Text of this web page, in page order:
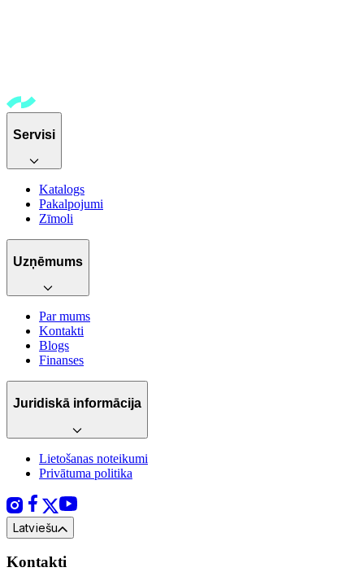
Servisi
Katalogs
Pakalpojumi
Zīmoli
Uzņēmums
Par mums
Kontakti
Blogs
Finanses
Juridiskā informācija
Lietošanas noteikumi
Privātuma politika
Latviešu
Kontakti